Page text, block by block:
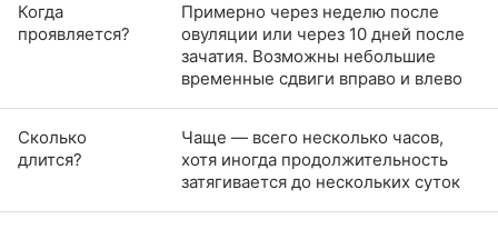
Когда
проявляется?
Примерно через неделю после
овуляции или через 10 дней после
зачатия. Возможны небольшие
временные сдвиги вправо и влево
Сколько
длится?
Чаще — всего несколько часов,
хотя иногда продолжительность
затягивается до нескольких суток